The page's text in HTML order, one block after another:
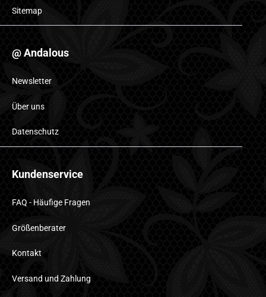
Sitemap
@ Andalous
Newsletter
Über uns
Datenschutz
Kundenservice
FAQ - Häufige Fragen
Größenberater
Kontakt
Versand und Zahlung